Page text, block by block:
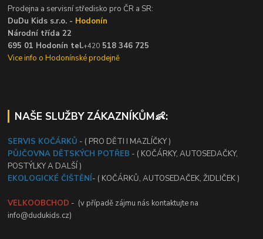
Prodejna a servisní středisko pro ČR a SR:
DuDu Kids s.r.o. - Hodonín
Národní třída 22
695 01 Hodonín tel.+420 518 346 725
Vice info o Hodonínské prodejně
NAŠE SLUŽBY ZÁKAZNÍKŮM👶:
SERVIS KOČÁRKŮ - ( PRO DĚTI I MAZLÍČKY )
PŮJČOVNA DĚTSKÝCH POTŘEB - ( KOČÁRKY, AUTOSEDAČKY,
POSTÝLKY A DALŠÍ )
EKOLOGICKÉ ČIŠTĚNÍ- ( KOČÁRKŮ, AUTOSEDAČEK, ŽIDLIČEK )
VELKOOBCHOD - (v případě zájmu nás kontaktujte na
info@dudukids.cz)